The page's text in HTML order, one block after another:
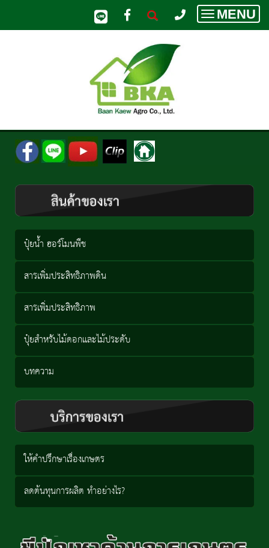
Toggle
MENU
ปุ๋ยน้ำ ฮอร์โมนพืช
สารเพิ่มประสิทธิภาพดิน
สารเพิ่มประสิทธิภาพ
ปุ๋ยสำหรับไม้ดอกและไม้ประดับ
บทความ
ให้คำปรึกษาเรื่องเกษตร
ลดต้นทุนการผลิต ทำอย่างไร?